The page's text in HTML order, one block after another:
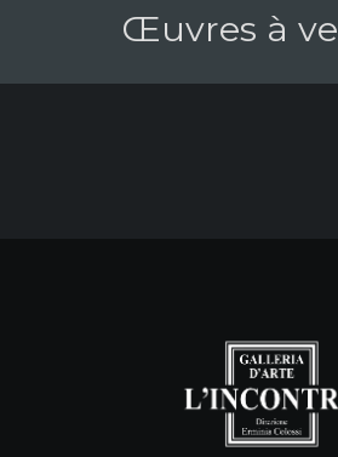
Œuvres à